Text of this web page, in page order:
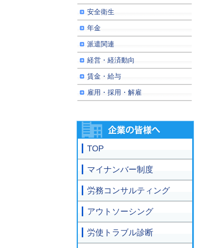
安全衛生
年金
派遣関連
経営・経済動向
賃金・給与
雇用・採用・解雇
TOP
マイナンバー制度
労務コンサルティング
アウトソーシング
労使トラブル診断